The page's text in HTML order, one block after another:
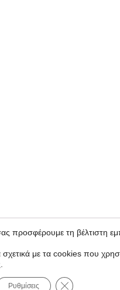
προσφέρουμε τη βέλτιστη
με τα cookies που
Ρυθμίσεις Κλείσιμο του